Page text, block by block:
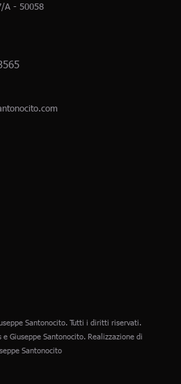
A - 50058
Santonocito. Tutti i diritti riservati.
Giuseppe Santonocito. Realizzazione di
Santonocito